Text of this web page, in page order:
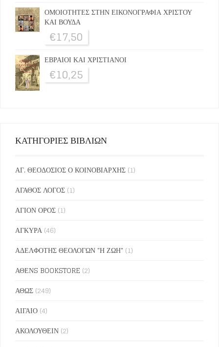
ΟΜΟΙΟΤΗΤΕΣ ΣΤΗΝ ΕΙΚΟΝΟΓΡΑΦΙΑ ΧΡΙΣΤΟΥ
ΚΑΙ ΒΟΥΔΑ
€17,50
ΕΒΡΑΙΟΙ ΚΑΙ ΧΡΙΣΤΙΑΝΟΙ
€10,25
ΚΑΤΗΓΟΡΙΕΣ ΒΙΒΛΙΩΝ
ΑΓ. ΘΕΟΔΟΣΙΟΣ Ο ΚΟΙΝΟΒΙΑΡΧΗΣ (1)
ΑΓΑΘΟΣ ΛΟΓΟΣ (1)
ΑΓΙΟΝ ΟΡΟΣ (1)
ΑΓΚΥΡΑ (46)
ΑΔΕΛΦΟΤΗΣ ΘΕΟΛΟΓΩΝ "Η ΖΩΗ" (1)
ΑΘΕΝS BOOKSTORE (2)
ΑΘΩΣ (249)
ΑΙΓΑΙΟ (4)
ΑΚΟΛΟΥΘΕΙΝ (2)